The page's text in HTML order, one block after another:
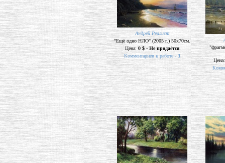
Андрей Реалист
"Ещё одно НЛО" (2005 г.) 50х70см.
Цена: 0 $ - Не продаётся
Комментариев к работе - 3